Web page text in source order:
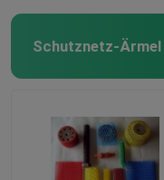
Schutznetz-Ärmel